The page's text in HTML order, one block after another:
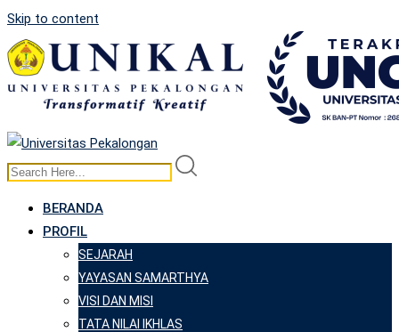
Skip to content
BERANDA
PROFIL
SEJARAH
YAYASAN SAMARTHYA
VISI DAN MISI
TATA NILAI IKHLAS